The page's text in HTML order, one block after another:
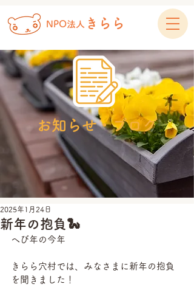
NPO法人 きらら
お知らせ・ブログ
新年の抱負🐍
2025年1月24日
へび年の今年
きらら穴村では、みなさまに新年の抱負
を聞きました！